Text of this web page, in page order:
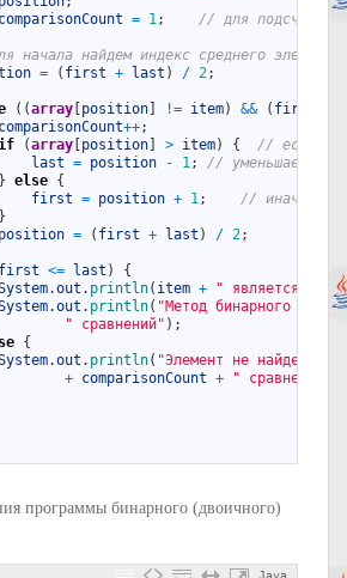
comparisonCount = 1 ; // для подсчета
начала найдем индекс среднего элемента
= ( first + last ) / 2;
( (array [position] != item) && ( first
comparisonCount++;
if
(array [position] > item) {
// если
last = position - 1 ;
// уменьшаем
} else {
first = position + 1 ;
// иначе
}
position = ( first + last ) / 2;
first <= last )
{
.out . println( item + " является "
.out . println( "Метод бинарного
" сравнений" ) ;
{
.out . println( "Элемент не найден в
+ comparisonCount + " сравнений"
программы бинарного (двоичного)
Java